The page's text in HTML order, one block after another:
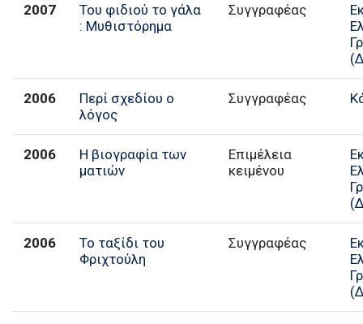
2007
Του φιδιού το γάλα
: Μυθιστόρημα
Συγγραφέας
2006
Περί σχεδίου ο
λόγος
Συγγραφέας
2006
Η βιογραφία των
ματιών
Επιμέλεια
κειμένου
2006
Το ταξίδι του
Φριχτούλη
Συγγραφέας